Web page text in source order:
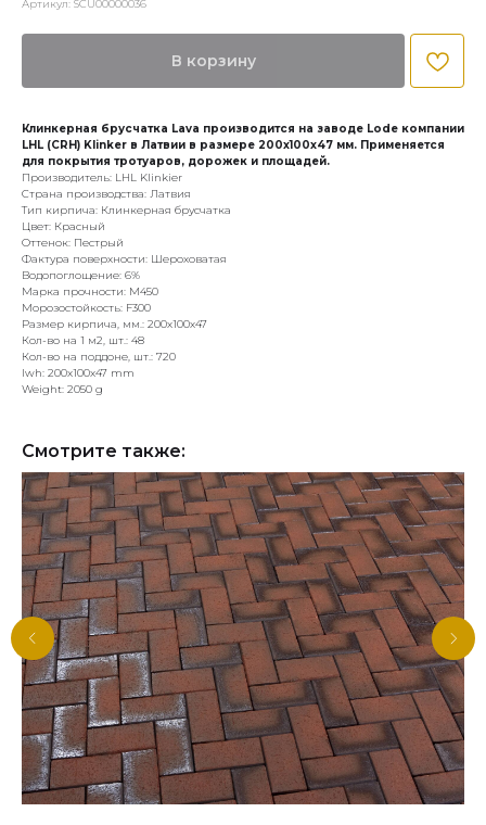
Артикул: SCU00000036
В корзину
Клинкерная брусчатка Lava производится на заводе Lode компании
LHL (CRH) Klinker в Латвии в размере 200x100x47 мм. Применяется
для покрытия тротуаров, дорожек и площадей.
Производитель: LHL Klinkier
Страна производства: Латвия
Тип кирпича: Клинкерная брусчатка
Цвет: Красный
Оттенок: Пестрый
Фактура поверхности: Шероховатая
Водопоглощение: 6%
Марка прочности: М450
Морозостойкость: F300
Размер кирпича, мм.: 200х100х47
Кол-во на 1 м2, шт.: 48
Кол-во на поддоне, шт.: 720
lwh: 200x100x47 mm
Weight: 2050 g
Смотрите также: